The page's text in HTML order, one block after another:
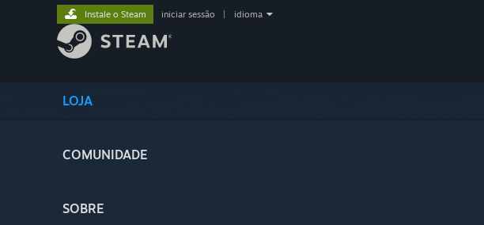
LOJA
COMUNIDADE
SOBRE
Instale o Steam iniciar sessão idioma